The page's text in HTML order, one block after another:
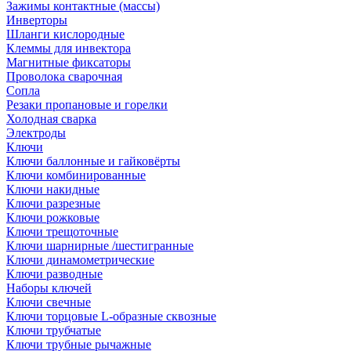
Зажимы контактные (массы)
Инверторы
Шланги кислородные
Клеммы для инвектора
Магнитные фиксаторы
Проволока сварочная
Сопла
Резаки пропановые и горелки
Холодная сварка
Электроды
Ключи
Ключи баллонные и гайковёрты
Ключи комбинированные
Ключи накидные
Ключи разрезные
Ключи рожковые
Ключи трещоточные
Ключи шарнирные /шестигранные
Ключи динамометрические
Ключи разводные
Наборы ключей
Ключи свечные
Ключи торцовые L-образные сквозные
Ключи трубчатые
Ключи трубные рычажные